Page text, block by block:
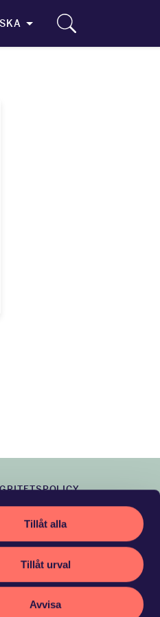
Tillåt alla
Tillåt urval
Avvisa